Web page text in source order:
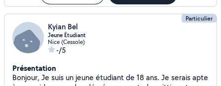
Particulier
Kyian Bel
Jeune Étudiant
Nice (Cessole)
-/5
Présentation
Bonjour, Je suis un jeune étudiant de 18 ans. Je serais apte